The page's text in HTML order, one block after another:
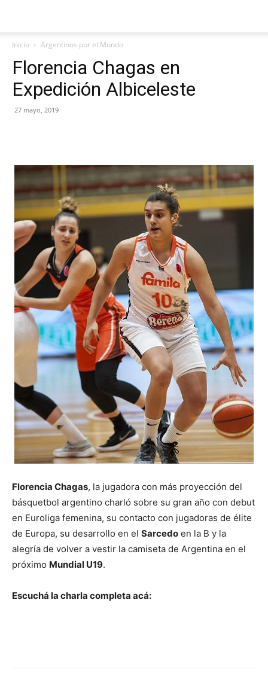
Inicio Argentinos por el Mundo
Florencia Chagas en
Expedición Albiceleste
27 mayo, 2019
Florencia Chagas, la jugadora con más proyección del
básquetbol argentino charló sobre su gran año con debut
en Euroliga femenina, su contacto con jugadoras de élite
de Europa, su desarrollo en el Sarcedo en la B y la
alegría de volver a vestir la camiseta de Argentina en el
próximo Mundial U19.
Escuchá la charla completa acá: